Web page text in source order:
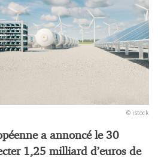
© istock
a annoncé le 30
1,25 milliard d’euros de